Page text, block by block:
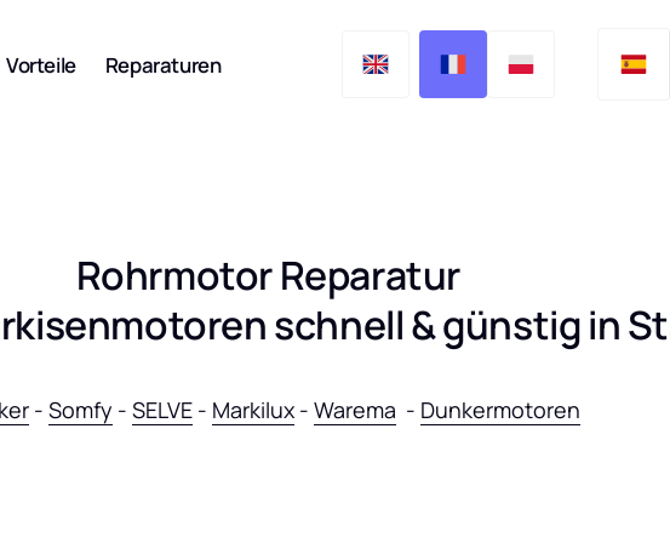
Vorteile Reparaturen
Rohrmotor Reparatur
schnell & günstig in
- Somfy - SELVE - Markilux - Warema
  -
Dunkermotoren
Senden Sie Ihre
Reparaturanfrage
Hier klicken